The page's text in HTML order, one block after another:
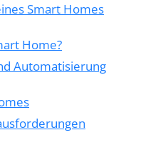
Smart Homes
Home?
Automatisierung